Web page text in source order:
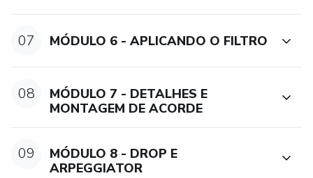
07 MÓDULO 6 - APLICANDO O FILTRO
08
MÓDULO 7 - DETALHES E
MONTAGEM DE ACORDE
09
MÓDULO 8 - DROP E
ARPEGGIATOR